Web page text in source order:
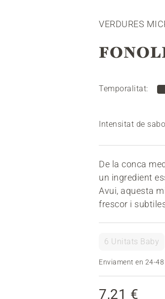
VERDURES
Temporalitat:
Intensitat de
De la conca
un ingredient
Avui, aquesta
frescor i
6 Unitats Baby
Enviament en 24-48
7,21 €